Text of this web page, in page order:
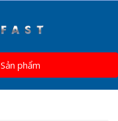
Sản phẩm